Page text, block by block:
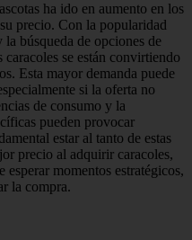
ha ido en aumento en los
precio. Con la popularidad
la búsqueda de opciones de
se están convirtiendo
Esta mayor demanda puede
si la oferta no
de consumo y la
pueden provocar
estar al tanto de estas
precio al adquirir caracoles,
momentos estratégicos,
la compra.